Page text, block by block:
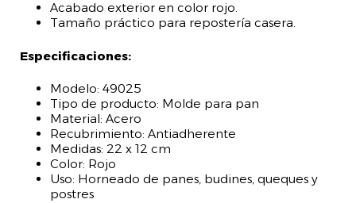
Acabado exterior en color rojo.
Tamaño práctico para repostería casera.
Especificaciones:
Modelo: 49025
Tipo de producto: Molde para pan
Material: Acero
Recubrimiento: Antiadherente
Medidas: 22 x 12 cm
Color: Rojo
Uso: Horneado de panes, budines, queques y
postres